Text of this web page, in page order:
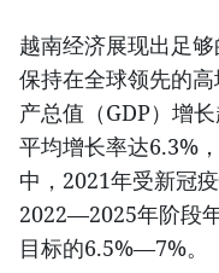
越南经济展现出足
保持在全球领先的
产总值（GDP）增
平均增长率达6.3%
中，2021年受新冠
2022—2025年阶段
目标的6.5%—7%。